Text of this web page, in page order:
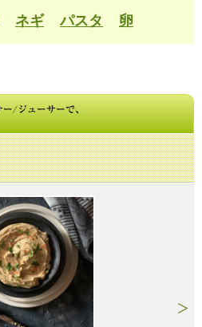
ネギ パスタ 卵